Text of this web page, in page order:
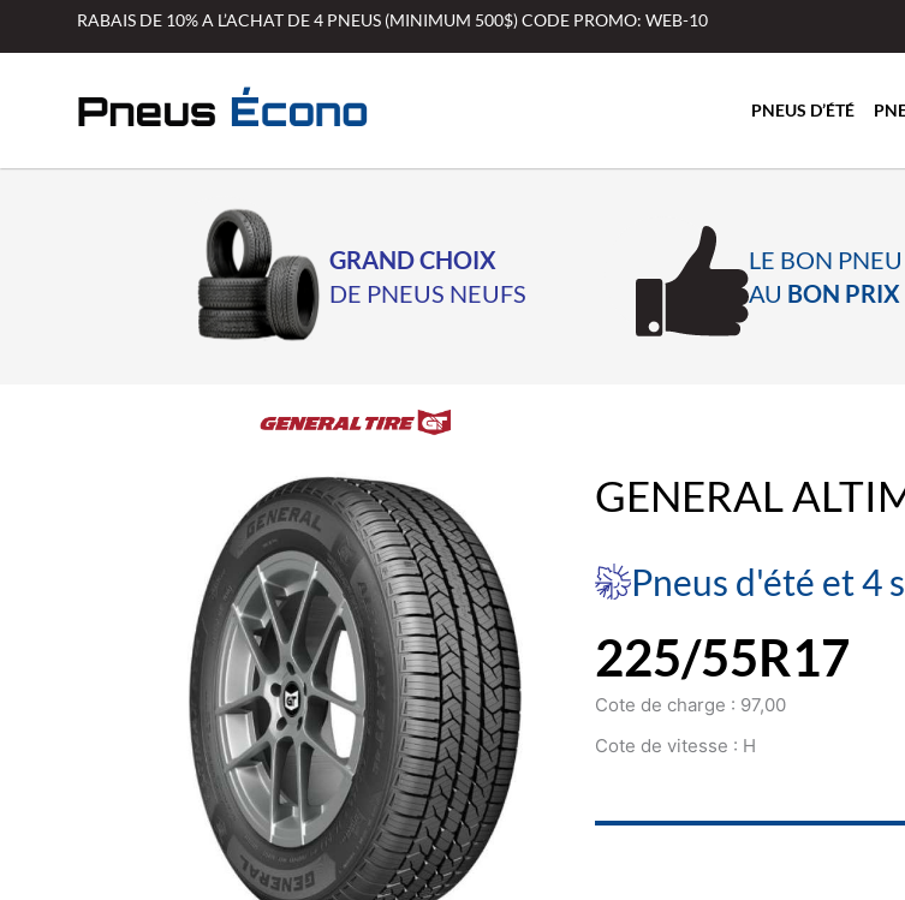
RABAIS DE 10% A L’ACHAT DE 4 PNEUS (MINIMUM 500$) CODE PROMO: WEB-10
PNEUS D’ÉTÉ
GRAND CHOIX
DE PNEUS NEUFS
LE BON PNEU
AU BON PRIX
GENERAL
Pneus d'été et 4
225/55R17
Cote de charge : 97,00
Cote de vitesse : H